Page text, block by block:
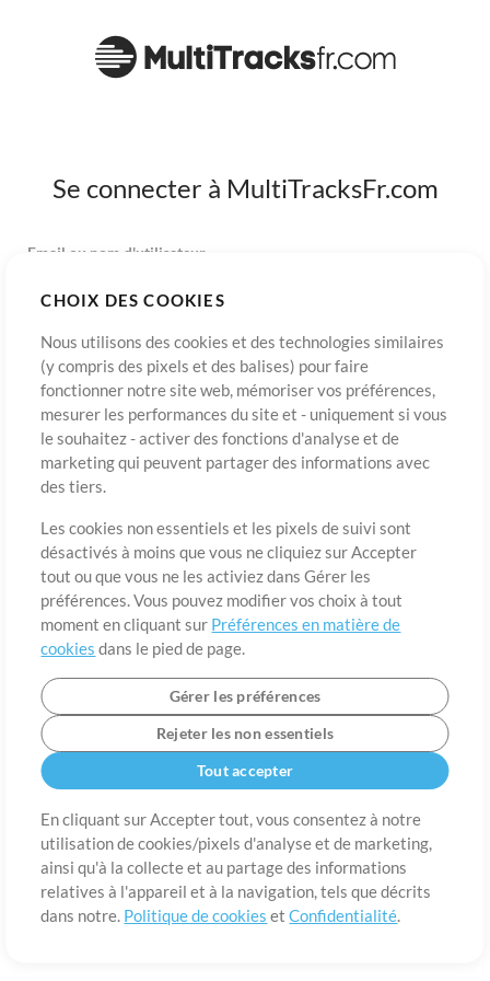
CHOIX DES COOKIES
Nous utilisons des cookies et des technologies similaires
(y compris des pixels et des balises) pour faire
fonctionner notre site web, mémoriser vos préférences,
mesurer les performances du site et - uniquement si vous
le souhaitez - activer des fonctions d'analyse et de
marketing qui peuvent partager des informations avec
des tiers.
Les cookies non essentiels et les pixels de suivi sont
désactivés à moins que vous ne cliquiez sur Accepter
tout ou que vous ne les activiez dans Gérer les
préférences. Vous pouvez modifier vos choix à tout
moment en cliquant sur Préférences en matière de
cookies dans le pied de page.
Gérer les préférences
Rejeter les non essentiels
Tout accepter
En cliquant sur Accepter tout, vous consentez à notre
utilisation de cookies/pixels d'analyse et de marketing,
ainsi qu'à la collecte et au partage des informations
relatives à l'appareil et à la navigation, tels que décrits
dans notre. Politique de cookies etConfidentialité.
Se connecter à MultiTracksFr.com
Email ou nom d'utilisateur
S’inscrireMot de passe oublié? Connexion
matière de cookies
Contact
©2006-2026 par MultiTracks LLC. Tous droits réservés.